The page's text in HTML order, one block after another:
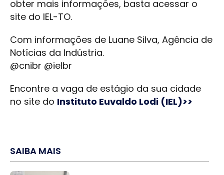
obter mais informações, basta acessar o
site do IEL-TO.
Com informações de Luane Silva, Agência de
Notícias da Indústria.
@cnibr @ielbr
Encontre a vaga de estágio da sua cidade
no site do Instituto Euvaldo Lodi (IEL)>>
SAIBA MAIS